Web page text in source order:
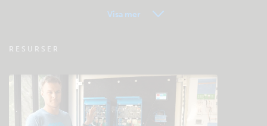
Kolla den gemensamma kunskapsbasen
Visa mer
RESURSER